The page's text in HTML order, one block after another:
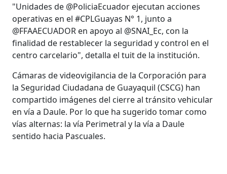
"Unidades de @PoliciaEcuador ejecutan acciones
operativas en el #CPLGuayas N° 1, junto a
@FFAAECUADOR en apoyo al @SNAI_Ec, con la
finalidad de restablecer la seguridad y control en el
centro carcelario", detalla el tuit de la institución.
Cámaras de videovigilancia de la Corporación para
la Seguridad Ciudadana de Guayaquil (CSCG) han
compartido imágenes del cierre al tránsito vehicular
en vía a Daule. Por lo que ha sugerido tomar como
vías alternas: la vía Perimetral y la vía a Daule
sentido hacia Pascuales.